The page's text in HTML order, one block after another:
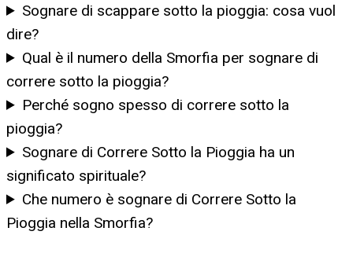
Sognare di scappare sotto la pioggia: cosa vuol
dire?
Qual è il numero della Smorfia per sognare di
correre sotto la pioggia?
Perché sogno spesso di correre sotto la
pioggia?
Sognare di Correre Sotto la Pioggia ha un
significato spirituale?
Che numero è sognare di Correre Sotto la
Pioggia nella Smorfia?